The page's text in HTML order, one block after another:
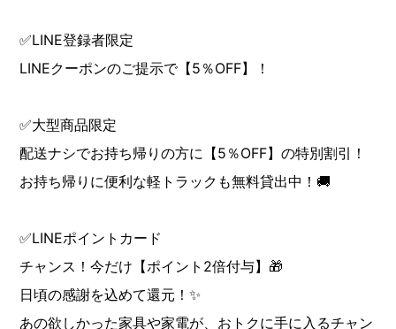
✅LINE登録者限定
LINEクーポンのご提示で【5％OFF】！
✅大型商品限定
配送ナシでお持ち帰りの方に【5％OFF】の特別割引！
お持ち帰りに便利な軽トラックも無料貸出中！🚚
✅LINEポイントカード
チャンス！今だけ【ポイント2倍付与】🎁
日頃の感謝を込めて還元！✨
あの欲しかった家具や家電が、おトクに手に入るチャン